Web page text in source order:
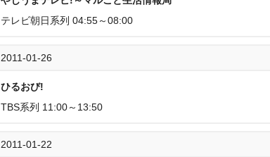
テレビ朝日系列 04:55～08:00
2011-01-26
ひるおび!
TBS系列 11:00～13:50
2011-01-22